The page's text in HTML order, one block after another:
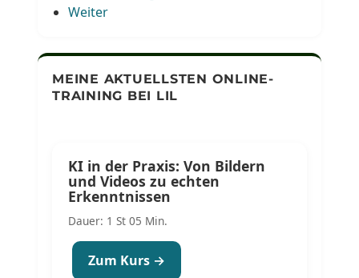
Weiter
MEINE AKTUELLSTEN ONLINE-
TRAINING BEI LIL
KI in der Praxis: Von Bildern
und Videos zu echten
Erkenntnissen
Dauer: 1 St 05 Min.
Zum Kurs →